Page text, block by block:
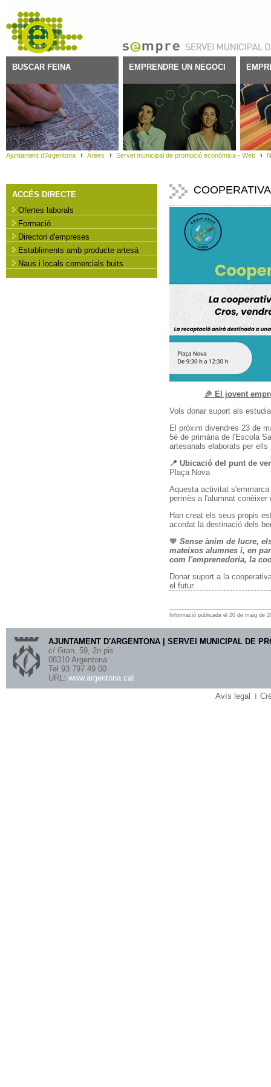
BUSCAR FEINA EMPRENDRE UN NEGOCI
Ajuntament d'Argentona Àrees Servei municipal de promoció econòmica - Web
ACCÉS DIRECTE
Ofertes laborals
Formació
Directori d'empreses
Establiments amb producte artesà
Naus i locals comercials buits
🎉 El jovent
Vols donar suport als
El pròxim divendres 23 de
5è de primària de l'Escola
artesanals elaborats per ells
📍 Ubicació del punt de
Plaça Nova
Aquesta activitat
permès a l'alumnat
Han creat els seus propis
acordat la destinació dels
🧡 Sense ànim de lucre,
mateixos alumnes i, en
com l'emprenedoria, la
Donar suport a la
el futur.
Informació publicada el 20 de maig de
AJUNTAMENT D'ARGENTONA | SERVEI MUNICIPAL DE
c/ Gran, 59, 2n pis
08310 Argentona
Tel 93 797 49 00
URL: www.argentona.cat
Avís legal